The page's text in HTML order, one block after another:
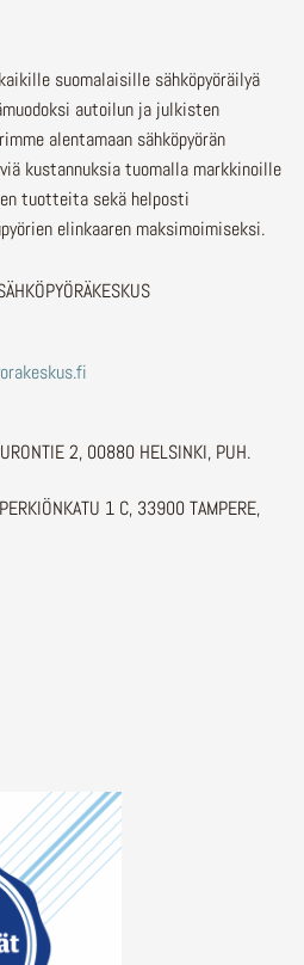
suomalaisille sähköpyöräilyä
autoilun ja julkisten
alentamaan sähköpyörän
kustannuksia tuomalla markkinoille
tuotteita sekä helposti
elinkaaren maksimoimiseksi.
2, 00880 HELSINKI, PUH.
1 C, 33900 TAMPERE,